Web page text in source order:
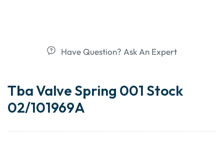
Have Question? Ask An Expert
Tba Valve Spring 001 Stock
02/101969A